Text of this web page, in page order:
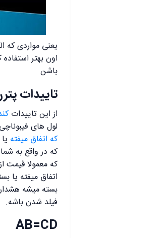
یعنی مواردی که
اون بهتر
باشن
تاییدات
از این تاییدات
لول های
که اتفاق میفته
که در واقع به
که معمولا قیمت
اتفاق میفته یا
بسته میشه
فیلد شدن باشه.
AB=CD